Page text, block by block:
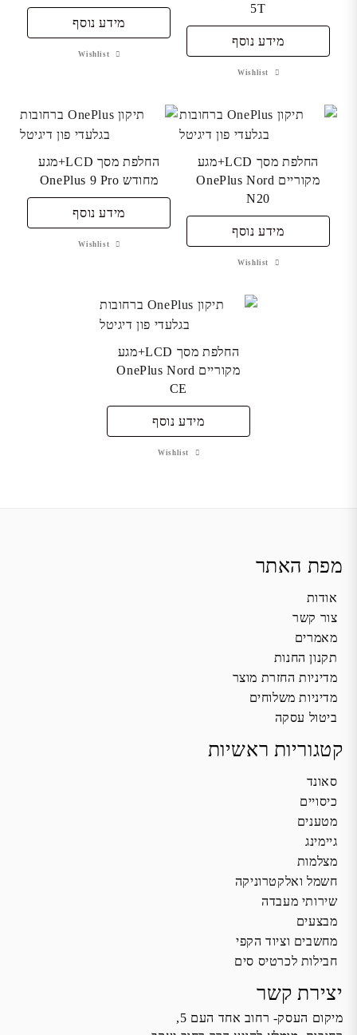
5T
מידע נוסף
Wishlist
מידע נוסף
Wishlist
החלפת מסך LCD+מגע
מקוריים OnePlus Nord
N20
מידע נוסף
Wishlist
החלפת מסך LCD+מגע
מחודש OnePlus 9 Pro
מידע נוסף
Wishlist
החלפת מסך LCD+מגע
מקוריים OnePlus Nord
CE
מידע נוסף
Wishlist
מפת האתר
אודות
צור קשר
מאמרים
תקנון החנות
מדיניות החזרת מוצר
מדיניות משלוחים
ביטול עסקה
קטגוריות ראשיות
סאונד
כיסויים
מטענים
גיימינג
מצלמות
חשמל ואלקטרוניקה
שירותי מעבדה
מבצעים
מחשבים וציוד הקפי
חבילות לכרטיס סים
יצירת קשר
מיקום העסק- רחוב אחד העם 5,